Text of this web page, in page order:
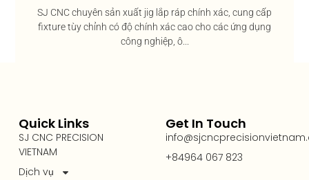
SJ CNC chuyên sản xuất jig lắp ráp chính xác, cung cấp
fixture tùy chỉnh có độ chính xác cao cho các ứng dụng
công nghiệp, ô...
Quick Links
SJ CNC PRECISION
VIETNAM
Dịch vụ
Get In Touch
+84964 067 823